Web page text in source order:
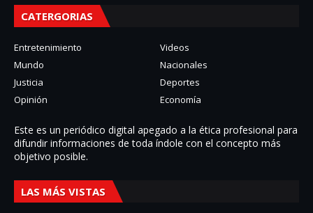
CATERGORIAS
Entretenimiento
Videos
Mundo
Nacionales
Justicia
Deportes
Opinión
Economía
Este es un periódico digital apegado a la ética profesional para
difundir informaciones de toda í­ndole con el concepto más
objetivo posible.
LAS MÁS VISTAS